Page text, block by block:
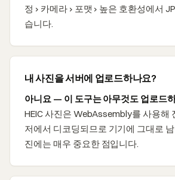
정 › 카메라 › 포맷 › 높은 호환성에서
습니다.
내 사진을 서버에 업로드하나요?
아니요 — 이 도구는 아무것도 업로드
HEIC 사진은 WebAssembly를 사용해
저에서 디코딩되므로 기기에 그대로
진에는 매우 중요한 점입니다.